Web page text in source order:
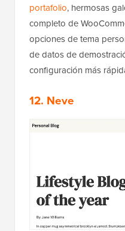
portafolio, hermosas
completo de
opciones de tema
de datos de
configuración más
12. Neve